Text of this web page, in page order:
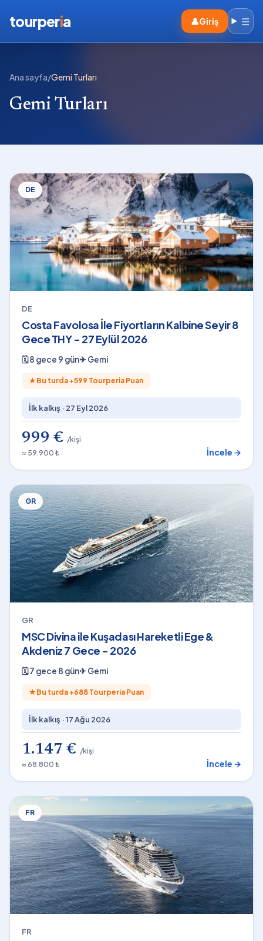
tourperia 👤Giriş ☰
Ana sayfa/Gemi Turları
Gemi Turları
DE
DE
Costa Favolosa İle Fiyortların Kalbine Seyir 8
Gece THY - 27 Eylül 2026
🗓8 gece 9 gün✈Gemi
★ Bu turda +599 Tourperia Puan
İlk kalkış · 27 Eyl 2026
999 € /kişi
≈ 59.900 ₺
İncele →
GR
GR
MSC Divina ile Kuşadası Hareketli Ege &
Akdeniz 7 Gece - 2026
🗓7 gece 8 gün✈Gemi
★ Bu turda +688 Tourperia Puan
İlk kalkış ·17 Ağu 2026
1.147 € /kişi
≈ 68.800 ₺
İncele →
FR
FR